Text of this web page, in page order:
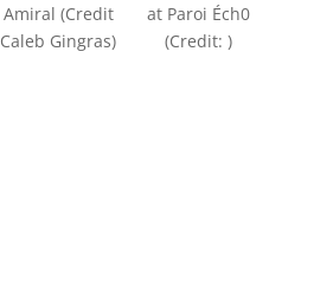
Amiral (Credit
Caleb Gingras)
at Paroi Éch0
(Credit: )